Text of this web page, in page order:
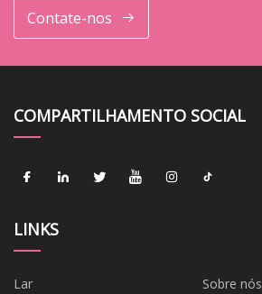
Contate-nos
COMPARTILHAMENTO SOCIAL
LINKS
Lar
Sobre nós